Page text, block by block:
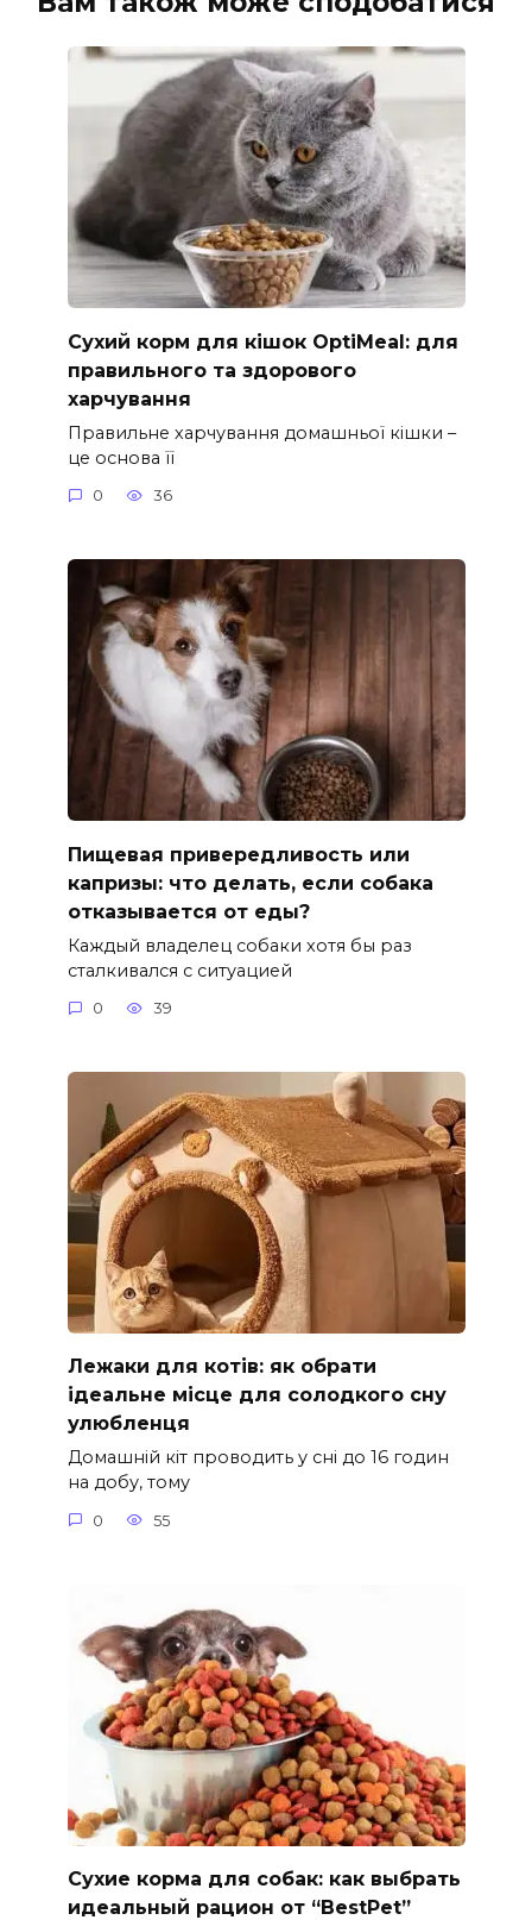
Сухий корм для кішок OptiMeal: для
правильного та здорового
харчування
Правильне харчування домашньої кішки –
це основа її
0 36
Пищевая привередливость или
капризы: что делать, если собака
отказывается от еды?
Каждый владелец собаки хотя бы раз
сталкивался с ситуацией
0 39
Лежаки для котів: як обрати
ідеальне місце для солодкого сну
улюбленця
Домашній кіт проводить у сні до 16 годин
на добу, тому
0 55
Сухие корма для собак: как выбрать
идеальный рацион от “BestPet”